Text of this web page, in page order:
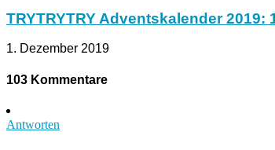
TRYTRYTRY Adventskalender
1. Dezember 2019
103 Kommentare
Antworten